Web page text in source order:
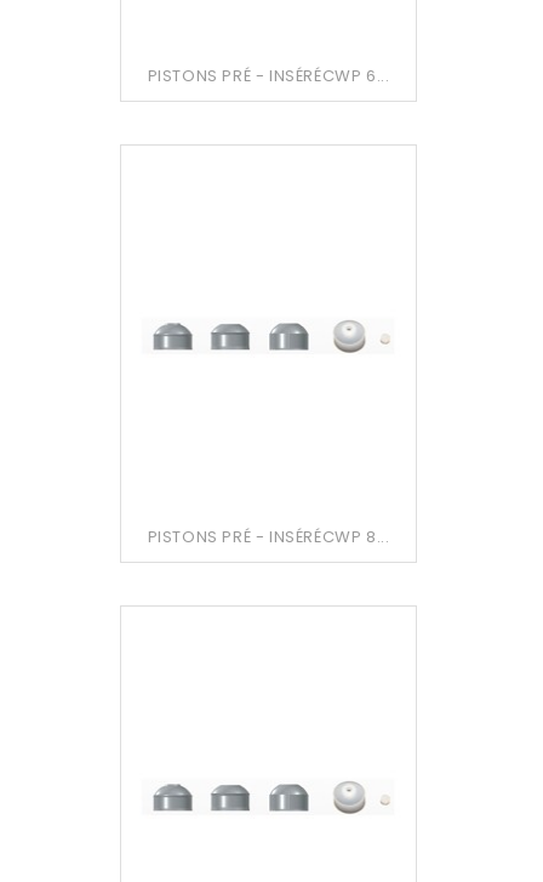
PISTONS PRÉ - INSÉRÉCWP 6...
PISTONS PRÉ - INSÉRÉCWP 8...